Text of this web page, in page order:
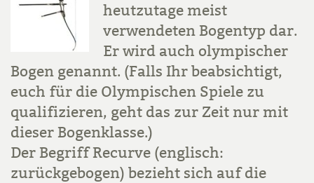
heutzutage meist
verwendeten Bogentyp dar.
Er wird auch olympischer
Bogen genannt. (Falls Ihr beabsichtigt,
euch für die Olympischen Spiele zu
qualifizieren, geht das zur Zeit nur mit
dieser Bogenklasse.)
Der Begriff Recurve (englisch:
zurückgebogen) bezieht sich auf die